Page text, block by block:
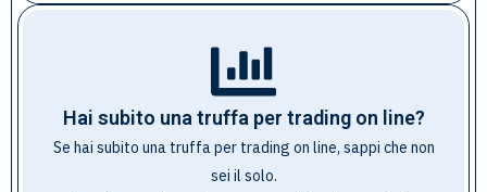
Hai subito una truffa per trading on line?
Se hai subito una truffa per trading on line, sappi che non
sei il solo.